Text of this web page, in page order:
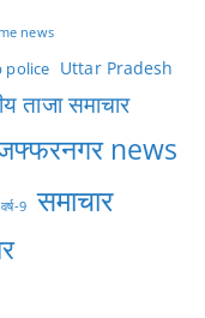
news
police Uttar Pradesh
ताजा समाचार
news
वर्ष-9 समाचार